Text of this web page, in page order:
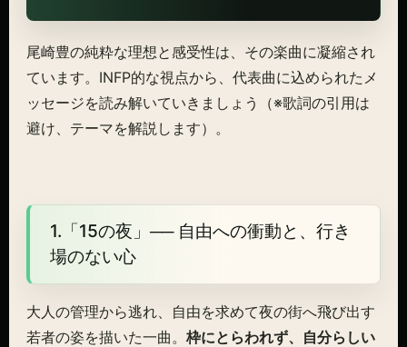
尾崎豊の純粋な理想と感受性は、その楽曲に凝縮され
ています。INFP的な視点から、代表曲に込められたメ
ッセージを読み解いていきましょう（※歌詞の引用は
避け、テーマを解説します）。
1.「15の夜」── 自由への衝動と、行き
場のない心
大人の管理から逃れ、自由を求めて夜の街へ飛び出す
若者の姿を描いた一曲。 枠にとらわれず、自分らしい